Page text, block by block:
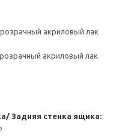
акриловый лак
акриловый лак
Задняя стенка ящика: